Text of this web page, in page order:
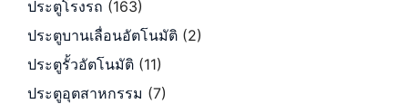
ประตูโรงรถ (163)
ประตูบานเลื่อนอัตโนมัติ (2)
ประตูรั้วอัตโนมัติ (11)
ประตูอุตสาหกรรม (7)